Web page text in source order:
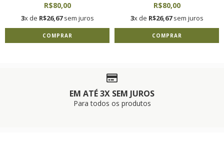
R$80,00
3x de R$26,67sem juros
COMPRAR
R$80,00
3x de R$26,67sem juros
COMPRAR
EM ATÉ 3X SEM JUROS
Para todos os produtos